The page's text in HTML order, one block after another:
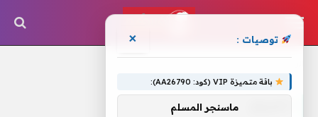
توصيات : ×
باقة متميزة VIP (كود: AA26790):
ماسنجر المسلم